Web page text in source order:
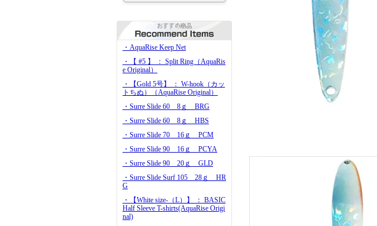
・AquaRise Keep Net
・【 #5 】 ： Split Ring（AquaRis
e Original）
・【Gold 5号】 ： W-hook（カッ
トちぬ）（AquaRise Original）
・Surre Slide 60 8ｇ BRG
・Surre Slide 60 8ｇ HBS
・Surre Slide 70 16ｇ PCM
・Surre Slide 90 16ｇ PCYA
・Surre Slide 90 20ｇ GLD
・Surre Slide Surf 105 28ｇ HR
G
・【White size-（L）】 ： BASIC
Half Sleeve T-shirts(AquaRise Origi
nal)